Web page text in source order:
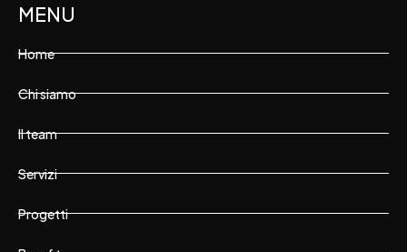
MENU
Home
Chi siamo
Il team
Servizi
Progetti